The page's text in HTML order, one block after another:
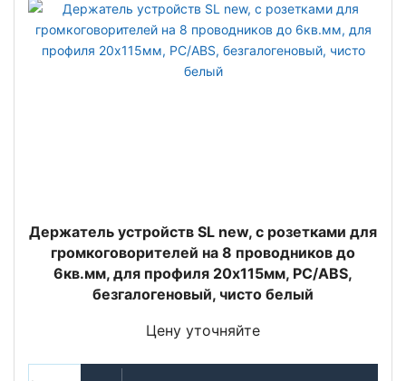
Держатель устройств SL new, c розетками для
громкоговорителей на 8 проводников до
6кв.мм, для профиля 20х115мм, PC/ABS,
безгалогеновый, чисто белый
Цену уточняйте